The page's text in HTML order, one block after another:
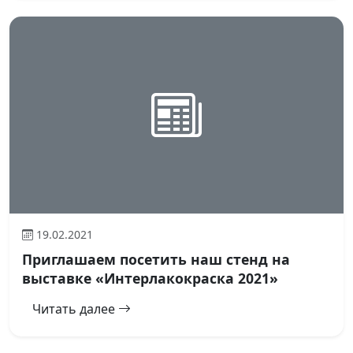
19.02.2021
Приглашаем посетить наш стенд на
выставке «Интерлакокраска 2021»
Читать далее